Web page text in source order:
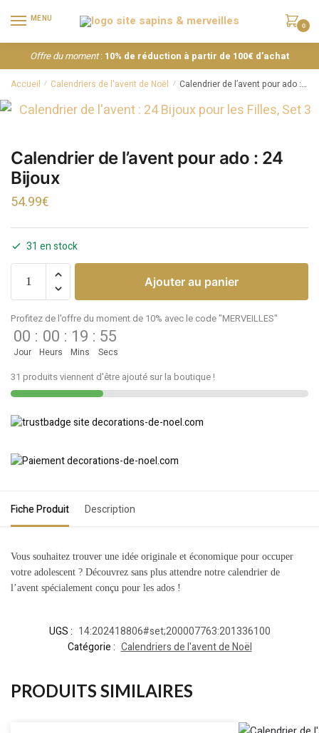
MENU
0
Offre du moment: 10% de réduction à partir de 100€ d’achat
Accueil / Calendriers de l'avent de Noël / Calendrier de l’avent pour ado : 24 Bijoux
Calendrier de l’avent pour ado : 24
Bijoux
54.99€
31 en stock
Ajouter au panier
Profitez de l'offre du moment de 10% avec le code "MERVEILLES"
00
Jour
: 00
Heurs
: 19
Mins
: 55
Secs
31 produits viennent d'être ajouté sur la boutique !
Fiche Produit Description
Vous souhaitez trouver une idée originale et économique pour occuper
votre adolescent ? Découvrez sans plus attendre notre calendrier de
l’avent spécialement conçu pour les ados !
UGS : 14:202418806#set;200007763:201336100
Catégorie : Calendriers de l'avent de Noël
PRODUITS SIMILAIRES